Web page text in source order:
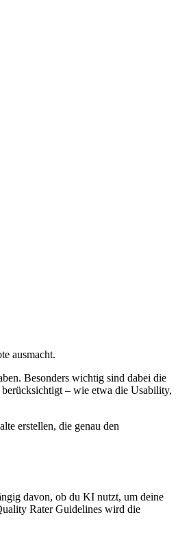
ausmacht.
Besonders wichtig sind dabei die
– wie etwa die Usability,
erstellen, die genau den
davon, ob du KI nutzt, um deine
Rater Guidelines wird die